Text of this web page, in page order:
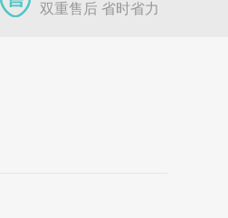
双重售后 省时省力